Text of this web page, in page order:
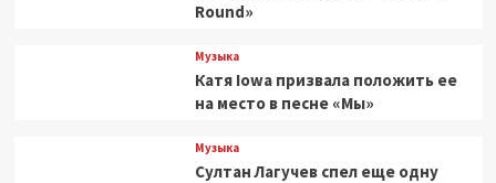
Round»
Музыка
Катя Iowa призвала положить ее
на место в песне «Мы»
Музыка
Султан Лагучев спел еще одну